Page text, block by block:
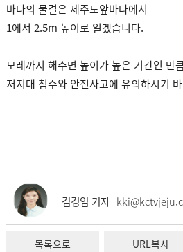
바다의 물결은 제주도앞바다에서
1에서 2.5m 높이로 일겠습니다.
모레까지 해수면 높이가 높은 기간인 만
저지대 침수와 안전사고에 유의하시기
김경임 기자
목록으로 URL복사